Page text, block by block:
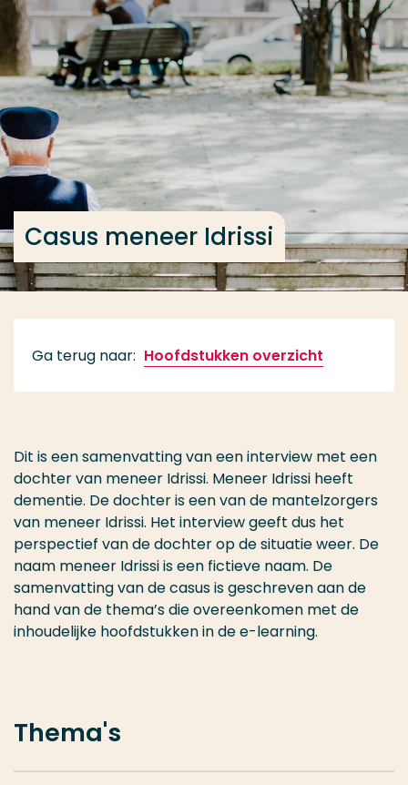
Ga direct naar de content
... > Casus meneer Idrissi
Casus meneer Idrissi
Ga terug naar: Hoofdstukken overzicht
Dit is een samenvatting van een interview met een
dochter van meneer Idrissi. Meneer Idrissi heeft
dementie. De dochter is een van de mantelzorgers
van meneer Idrissi. Het interview geeft dus het
perspectief van de dochter op de situatie weer. De
naam meneer Idrissi is een fictieve naam. De
samenvatting van de casus is geschreven aan de
hand van de thema’s die overeenkomen met de
inhoudelijke hoofdstukken in de e-learning.
Thema's
Veel gezocht
Opleiding
Contact